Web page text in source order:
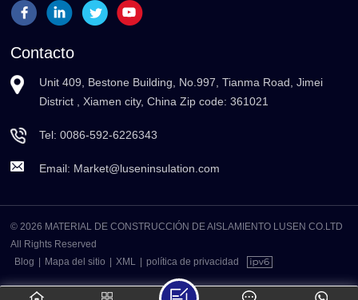
Contacto
Unit 409, Bestone Building, No.997, Tianma Road, Jimei
District , Xiamen city, China Zip code: 361021
Tel:0086-592-6226343
Email: Market@luseninsulation.com
© 2026 MATERIAL DE CONSTRUCCIÓN DE AISLAMIENTO LUSEN CO.LTD
All Rights Reserved
Blog
Mapa del sitio XML política de privacidad